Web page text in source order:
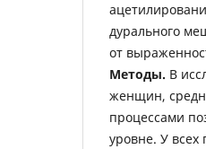
дурального
от
Методы. В
женщин,
процессами
уровне. У